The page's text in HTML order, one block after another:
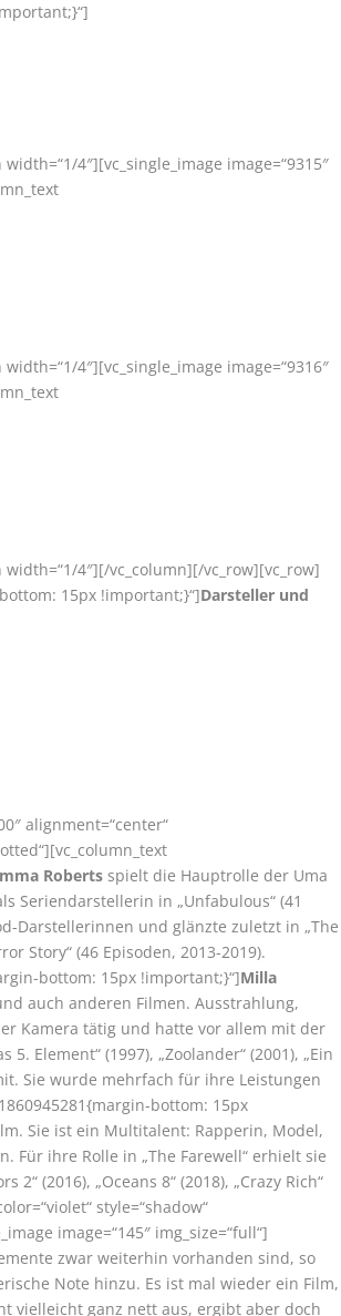
4″][vc_single_image image=“9315″
4″][vc_single_image image=“9316″
4″][/vc_column][/vc_row][vc_row]
15px !important;}“]Darsteller und
alignment=“center“
Roberts spielt die Hauptrolle der Uma
Seriendarstellerin in „Unfabulous“ (41
Darstellerinnen und glänzte zuletzt in „The
Story“ (46 Episoden, 2013-2019).
bottom: 15px !important;}“]Milla
auch anderen Filmen. Ausstrahlung,
Kamera tätig und hatte vor allem mit der
Element“ (1997), „Zoolander“ (2001), „Ein
Sie wurde mehrfach für ihre Leistungen
bottom: 15px
Sie ist ein Multitalent: Rapperin, Model,
Für ihre Rolle in „The Farewell“ erhielt sie
(2016), „Oceans 8“ (2018), „Crazy Rich“
style=“shadow“
image=“145″ img_size=“full“]
zwar weiterhin vorhanden sind, so
Note hinzu. Es ist mal wieder ein Film,
vielleicht ganz nett aus, ergibt aber doch